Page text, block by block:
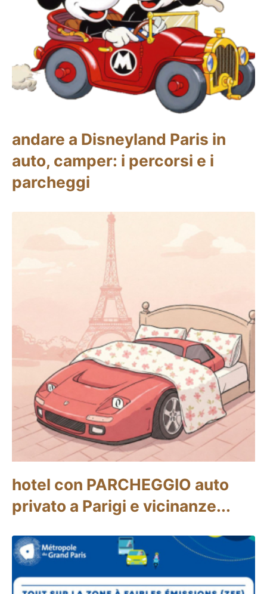
andare a Disneyland Paris in
auto, camper: i percorsi e i
parcheggi
hotel con PARCHEGGIO auto
privato a Parigi e vicinanze...